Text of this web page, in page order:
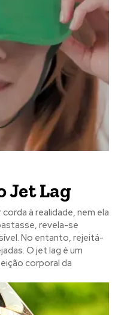
Jet Lag
à realidade, nem ela
revela-se
No entanto, rejeitá-
O jet lag é um
corporal da